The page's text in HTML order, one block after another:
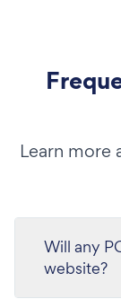
Learn more
Will any
website?